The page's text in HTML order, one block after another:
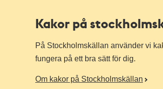
Kakor på
På Stockholmskällan använder vi
fungera på ett bra sätt för dig.
Om kakor på Stockholmskällan